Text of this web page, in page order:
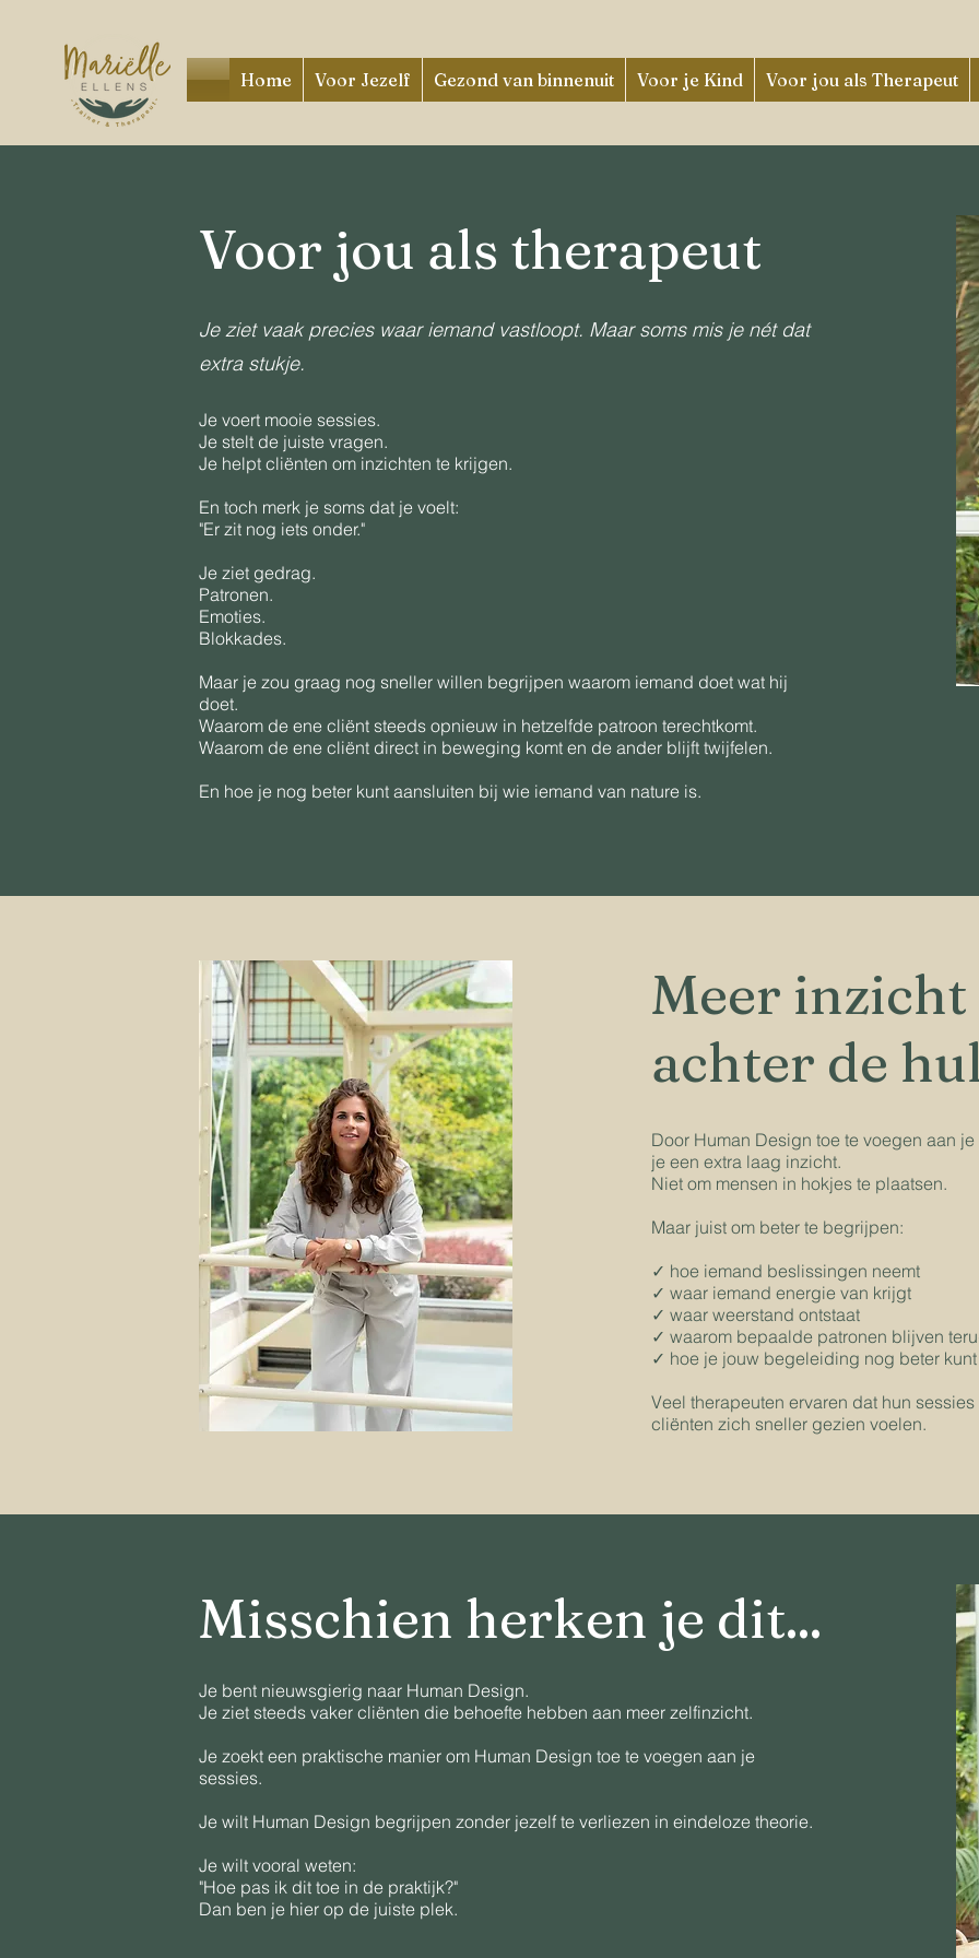
Home Voor Jezelf Gezond van binnenuit Voor je Kind Voor jou als Therapeut
Voor jou als therapeut
Je ziet vaak precies waar iemand vastloopt. Maar soms mis je nét dat
extra stukje.
Je voert mooie sessies.
Je stelt de juiste vragen.
Je helpt cliënten om inzichten te krijgen.
En toch merk je soms dat je voelt:
"Er zit nog iets onder."
Je ziet gedrag.
Patronen.
Emoties.
Blokkades.
Maar je zou graag nog sneller willen begrijpen waarom iemand doet wat hij
doet.
Waarom de ene cliënt steeds opnieuw in hetzelfde patroon terechtkomt.
Waarom de ene cliënt direct in beweging komt en de ander blijft twijfelen.
En hoe je nog beter kunt aansluiten bij wie iemand van nature is.
Meer inzicht
achter de
Door Human Design toe te voegen aan
je een extra laag inzicht.
Niet om mensen in hokjes te plaatsen.
Maar juist om beter te begrijpen:
✓ hoe iemand beslissingen neemt
✓ waar iemand energie van krijgt
✓ waar weerstand ontstaat
✓ waarom bepaalde patronen blijven
✓ hoe je jouw begeleiding nog beter kunt
Veel therapeuten ervaren dat hun
cliënten zich sneller gezien voelen.
Misschien herken je dit...
Je bent nieuwsgierig naar Human Design.
Je ziet steeds vaker cliënten die behoefte hebben aan meer zelfinzicht.
Je zoekt een praktische manier om Human Design toe te voegen aan je
sessies.
Je wilt Human Design begrijpen zonder jezelf te verliezen in eindeloze theorie.
Je wilt vooral weten:
"Hoe pas ik dit toe in de praktijk?"
Dan ben je hier op de juiste plek.